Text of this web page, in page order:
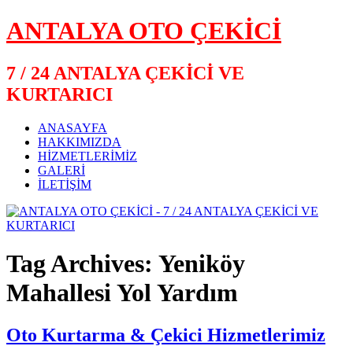
ANTALYA OTO ÇEKİCİ
7 / 24 ANTALYA ÇEKİCİ VE
KURTARICI
ANASAYFA
HAKKIMIZDA
HİZMETLERİMİZ
GALERİ
İLETİŞİM
Tag Archives: Yeniköy
Mahallesi Yol Yardım
Oto Kurtarma & Çekici Hizmetlerimiz